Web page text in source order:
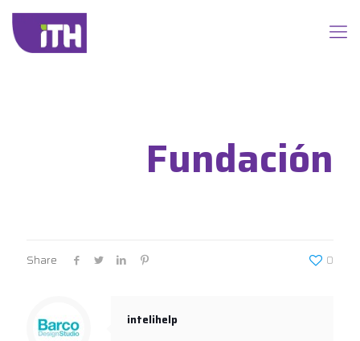
Fundación
Share 0
intelihelp